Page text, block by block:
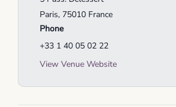
Paris, 75010 France
Phone
+33 1 40 05 02 22
View Venue Website